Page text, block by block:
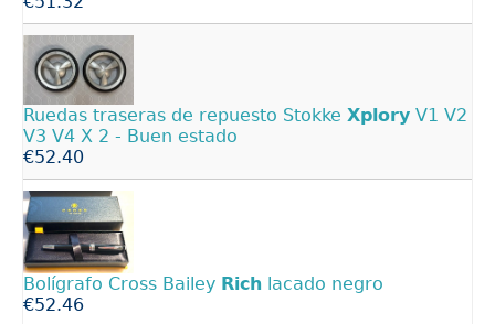
Ruedas traseras de repuesto Stokke Xplory V1 V2
V3 V4 X 2 - Buen estado
€52.40
Bolígrafo Cross Bailey Rich lacado negro
€52.46